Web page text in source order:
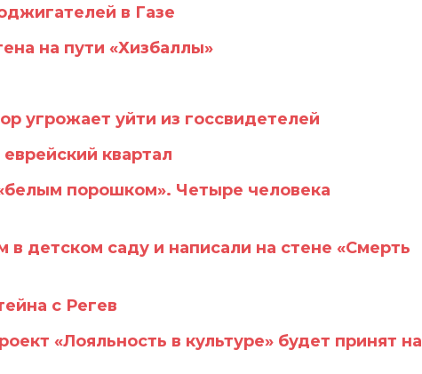
в Газе
на пути «Хизбаллы»
угрожает уйти из госсвидетелей
квартал
порошком». Четыре человека
детском саду и написали на стене «Смерть
с Регев
«Лояльность в культуре» будет принят на